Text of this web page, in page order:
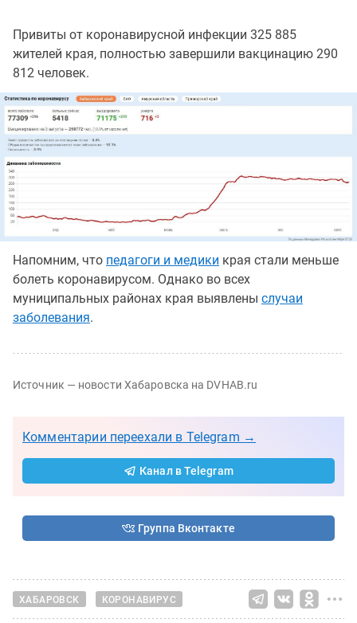
Привиты от коронавирусной инфекции 325 885
жителей края, полностью завершили вакцинацию 290
812 человек.
Напомним, что педагоги и медики края стали меньше
болеть коронавирусом. Однако во всех
муниципальных районах края выявлены случаи
заболевания.
Источник — новости Хабаровска на DVHAB.ru
Комментарии переехали в Telegram →
Канал в Telegram
Группа Вконтакте
ХАБАРОВСК КОРОНАВИРУС